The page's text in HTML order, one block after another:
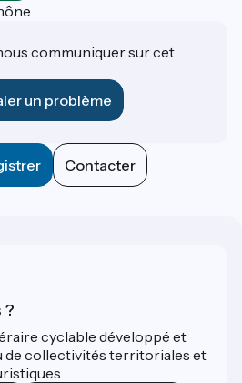
communiquer sur cet
un problème
Contacter
?
cyclable développé et
de collectivités territoriales et